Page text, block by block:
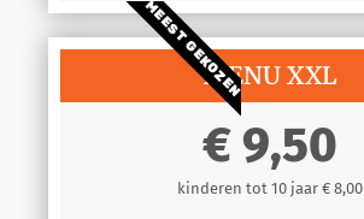
MEEST GEKOZENMENU XXL
9,50
kinderen tot 10 jaar € 8,00